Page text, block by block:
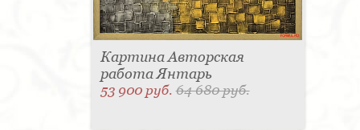
Картина Авторская
работа Янтарь
53 900 руб.64 680 руб.